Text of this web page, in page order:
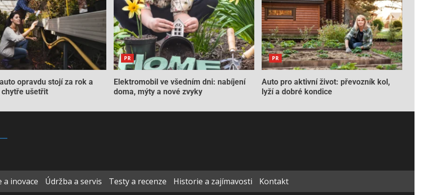
opravdu stojí za rok a
chytře ušetřit
PR
Elektromobil ve všedním dni: nabíjení
doma, mýty a nové zvyky
PR
Auto pro aktivní život: převozník kol,
lyží a dobré kondice
a inovace Údržba a servis Testy a recenze Historie a zajímavosti Kontakt